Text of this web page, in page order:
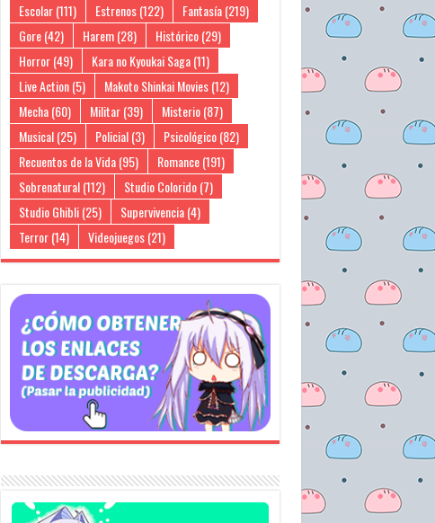
Escolar(111) Estrenos(122) Fantasía(219)
Gore(42) Harem(28) Histórico(29)
Horror(49) Kara no Kyoukai Saga(11)
Live Action(5) Makoto Shinkai Movies(12)
Mecha(60) Militar(39) Misterio(87)
Musical(25) Policial(3) Psicológico(82)
Recuentos de la Vida(95) Romance(191)
Sobrenatural(112) Studio Colorido(7)
Studio Ghibli(25) Supervivencia(4)
Terror(14) Videojuegos(21)